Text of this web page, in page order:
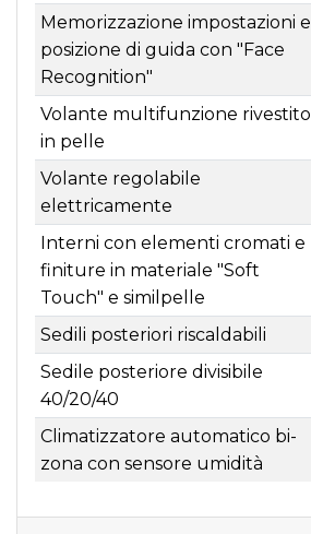
Memorizzazione impostazioni e
posizione di guida con "Face
Recognition"
Volante multifunzione rivestito
in pelle
Volante regolabile
elettricamente
Interni con elementi cromati e
finiture in materiale "Soft
Touch" e similpelle
Sedili posteriori riscaldabili
Sedile posteriore divisibile
40/20/40
Climatizzatore automatico bi-
zona con sensore umidità